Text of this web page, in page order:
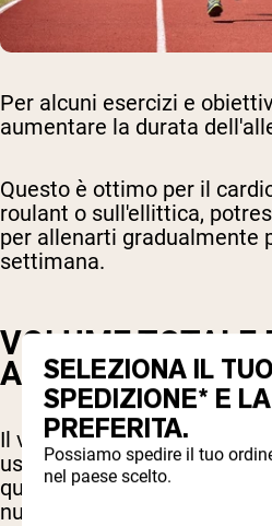
Per alcuni esercizi e
aumentare la durata
Questo è ottimo per il
roulant o sull'ellittica,
per allenarti gradualmente
settimana.
VOLUME TOTALE
ALLENAMENTO
Il volume totale è un altro
usare per il sovraccarico
quantità totale di peso
numero totale di ripetizioni
SELEZIONA IL
SPEDIZIONE* E
PREFERITA.
Possiamo spedire il tuo
nel paese scelto.